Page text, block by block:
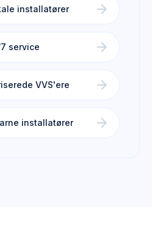
installatører arrow_forward
service arrow_forward
VVS'ere arrow_forward
installatører arrow_forward